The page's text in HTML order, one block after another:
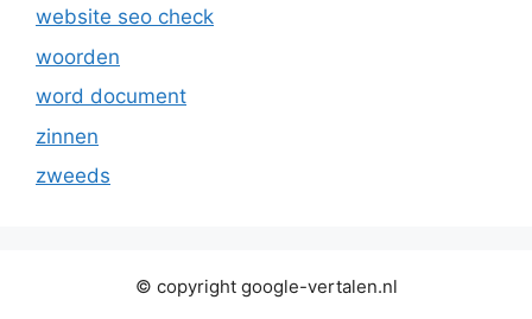
website seo check
woorden
word document
zinnen
zweeds
© copyright google-vertalen.nl